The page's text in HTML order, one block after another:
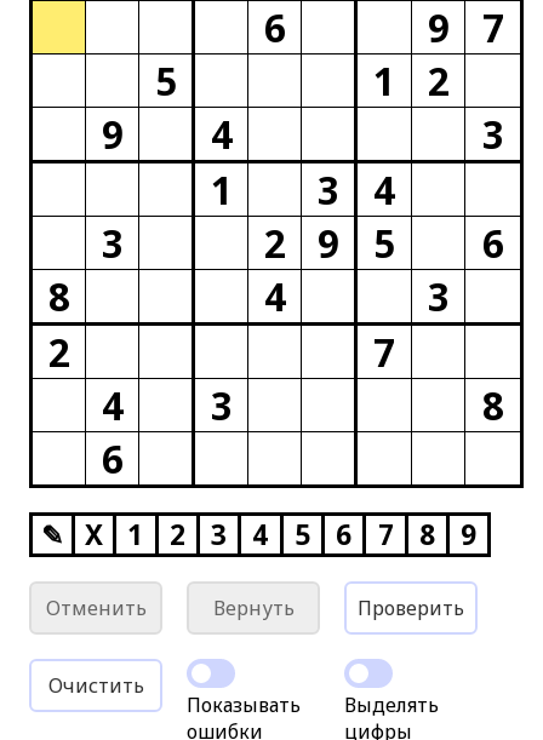
6 9
7
5
1
2
9
4
3
1
3
4
3
2 9 5
6
8
4
3
2
7
4
3
8
6
✎ X 1 2 3 4 5 6 7 8 9
Отменить Вернуть Проверить
Очистить
Показывать
ошибки
Выделять
цифры